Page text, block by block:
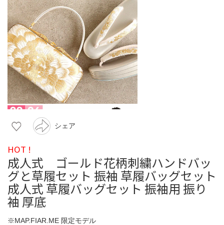
シェア
HOT !
成人式 ゴールド花柄刺繍ハンドバッ
グと草履セット 振袖 草履バッグセット
成人式 草履バッグセット 振袖用 振り
袖 厚底
※MAP.FIAR.ME 限定モデル